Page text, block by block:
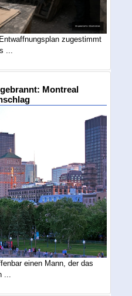
zugestimmt
...
Montreal
einen Mann, der das
...